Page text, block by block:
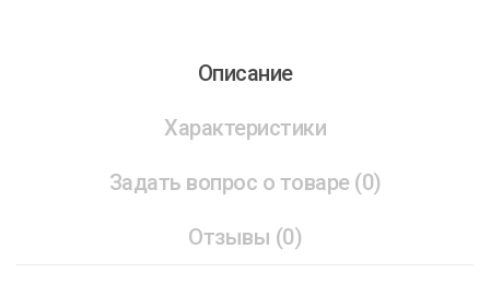
Описание
Характеристики
Задать вопрос о товаре (0)
Отзывы (0)